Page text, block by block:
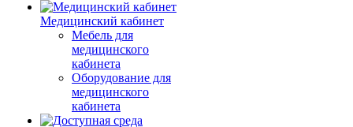
Медицинский кабинет
Мебель для
медицинского
кабинета
Оборудование для
медицинского
кабинета